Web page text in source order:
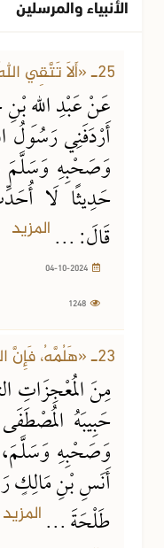
الأنبياء والمرسلين
25ـ «أَلَا تَتَّقِي اللهَ فِي هَذِهِ الْبَهِيمَةِ»
عَنْ عَبْدِ اللهِ
أَرْدَفَنِي رَسُولُ
وَصَحْبِهِ وَسَلَّمَ
حَدِيثًا لَا
قَالَ: ... المزيد
23ـ «هَلُمَّهُ، فَإِنَّ اللهَ سَيَجْعَلُ فِيهِ الْبَرَكَةَ»
مِنَ المُعْجِزَاتِ
حَبِيبَهُ
وَصَحْبِهِ وَسَلَّمَ،
أَنَسِ بْنِ مَالِكٍ
طَلْحَةَ ... المزيد